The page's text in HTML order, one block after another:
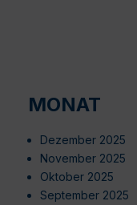
MONAT
Dezember 2025
November 2025
Oktober 2025
September 2025